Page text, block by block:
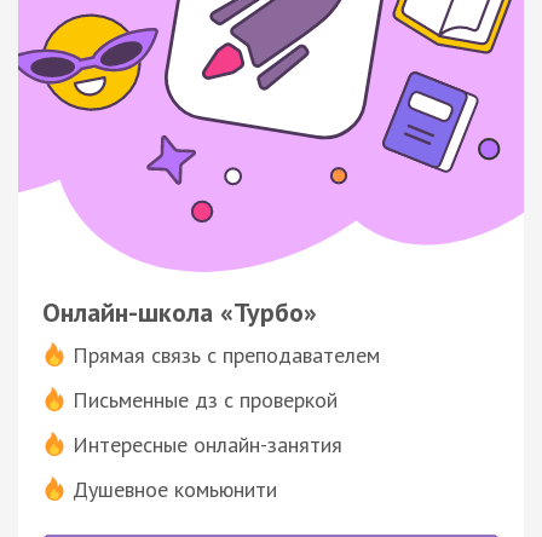
Онлайн-школа «Турбо»
Прямая связь с преподавателем
Письменные дз с проверкой
Интересные онлайн-занятия
Душевное комьюнити